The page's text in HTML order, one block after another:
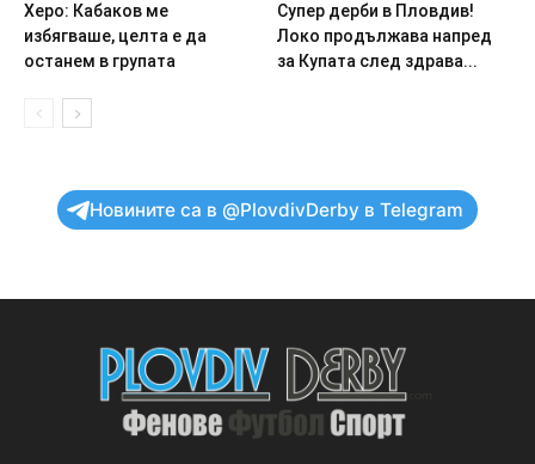
Херо: Кабаков ме
избягваше, целта е да
останем в групата
Супер дерби в Пловдив!
Локо продължава напред
за Купата след здрава...
Новините са в @PlovdivDerby в Telegram